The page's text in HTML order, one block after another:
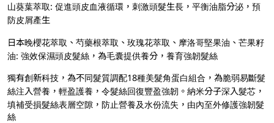
山葵葉萃取: 促進頭皮血液循環，刺激頭髮生長，平衡油脂分泌，預
防皮屑產生
日本晚櫻花萃取、芍藥根萃取、玫瑰花萃取、摩洛哥堅果油、芒果籽
油: 強效保濕頭皮髮絲，為毛囊提供養分，養育強韌髮絲
獨有創新科技，為不同髮質調配18種美髮角蛋白組合，為脆弱易斷髮
絲注入營養，輕盈護養，令髮絲回復豐盈強韌。納米分子深入髮芯，
填補受損髮絲表層空隙，防止營養及水份流失，由內至外修護強韌髮
絲